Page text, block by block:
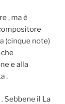
, ma è
(cinque note)
e alla
.
Sebbene il La